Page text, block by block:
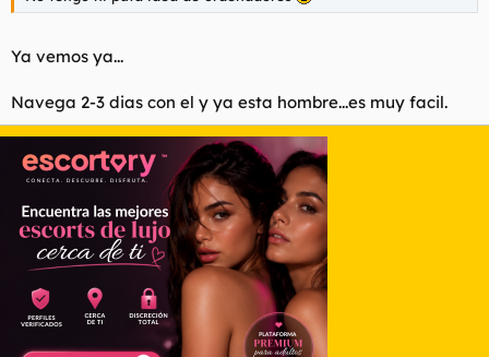
Ya vemos ya...
Navega 2-3 dias con el y ya esta hombre...es muy facil.